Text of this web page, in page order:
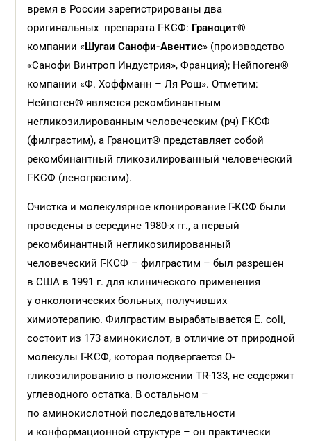
время в России зарегистрированы два
оригинальных препарата Г-КСФ: Граноцит®
компании «Шугаи Санофи-Авентис» (производство
«Санофи Винтроп Индустрия», Франция); Нейпоген®
компании «Ф. Хоффманн – Ля Рош». Отметим:
Нейпоген® является рекомбинантным
негликозилированным человеческим (рч) Г-КСФ
(филграстим), а Граноцит® представляет собой
рекомбинантный гликозилированный человеческий
Г-КСФ (ленограстим).
Очистка и молекулярное клонирование Г-КСФ были
проведены в середине 1980-х гг., а первый
рекомбинантный негликозилированный
человеческий Г-КСФ – филграстим – был разрешен
в США в 1991 г. для клинического применения
у онкологических больных, получивших
химиотерапию. Филграстим вырабатывается E. coli,
состоит из 173 аминокислот, в отличие от природной
молекулы Г-КСФ, которая подвергается О-
гликозилированию в положении ТR-133, не содержит
углеводного остатка. В остальном –
по аминокислотной последовательности
и конформационной структуре – он практически